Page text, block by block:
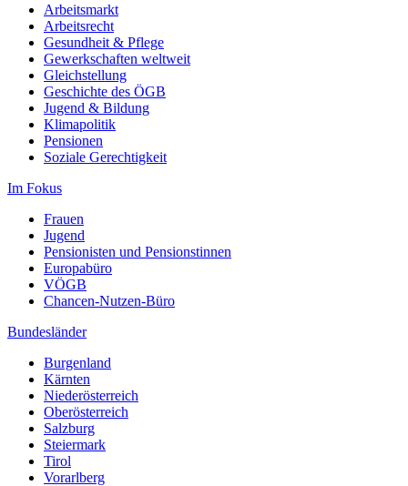
Arbeitsmarkt
Arbeitsrecht
Gesundheit & Pflege
Gewerkschaften weltweit
Gleichstellung
Geschichte des ÖGB
Jugend & Bildung
Klimapolitik
Pensionen
Soziale Gerechtigkeit
Im Fokus
Frauen
Jugend
Pensionisten und Pensionstinnen
Europabüro
VÖGB
Chancen-Nutzen-Büro
Bundesländer
Burgenland
Kärnten
Niederösterreich
Oberösterreich
Salzburg
Steiermark
Tirol
Vorarlberg